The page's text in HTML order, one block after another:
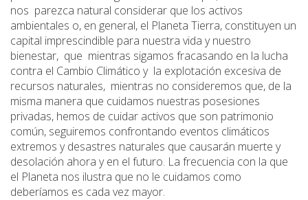
nos parezca natural considerar que los activos
ambientales o, en general, el Planeta Tierra, constituyen un
capital imprescindible para nuestra vida y nuestro
bienestar, que mientras sigamos fracasando en la lucha
contra el Cambio Climático y la explotación excesiva de
recursos naturales, mientras no consideremos que, de la
misma manera que cuidamos nuestras posesiones
privadas, hemos de cuidar activos que son patrimonio
común, seguiremos confrontando eventos climáticos
extremos y desastres naturales que causarán muerte y
desolación ahora y en el futuro. La frecuencia con la que
el Planeta nos ilustra que no le cuidamos como
deberíamos es cada vez mayor.